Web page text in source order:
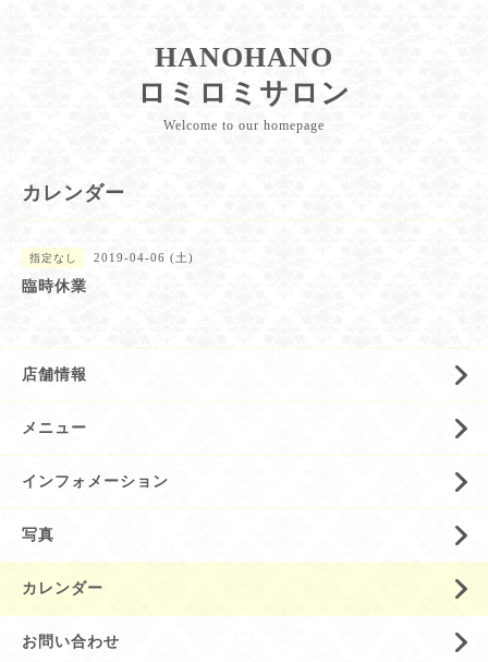
HANOHANO
ロミロミサロン
Welcome to our homepage
カレンダー
指定なし 2019-04-06 (土)
臨時休業
店舗情報
メニュー
インフォメーション
写真
カレンダー
お問い合わせ